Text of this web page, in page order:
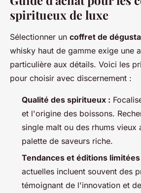
spiritueux de luxe
Sélectionner un coffret de
whisky haut de gamme exige une
particulière aux détails. Voici les
pour choisir avec discernement :
Qualité des spiritueux :
et l'origine des boissons.
single malt ou des rhums vieux
palette de saveurs riche.
Tendances et éditions limitées
actuelles incluent souvent des
témoignant de l'innovation et